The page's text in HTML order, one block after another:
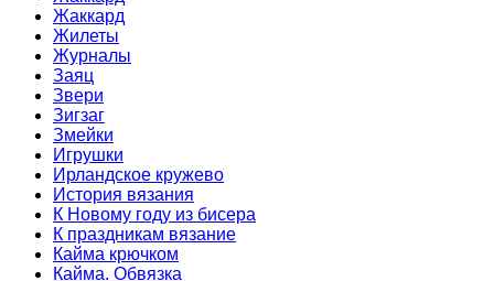
Жаккард
Жилеты
Журналы
Заяц
Звери
Зигзаг
Змейки
Игрушки
Ирландское кружево
История вязания
К Новому году из бисера
К праздникам вязание
Кайма крючком
Кайма. Обвязка